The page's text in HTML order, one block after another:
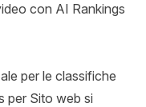
con AI Rankings
per le classifiche
per Sito web si